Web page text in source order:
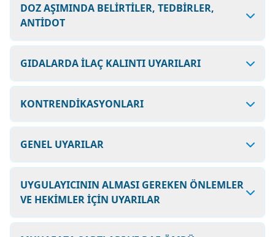
DOZ AŞIMINDA BELİRTİLER, TEDBİRLER,
ANTİDOT
GIDALARDA İLAÇ KALINTI UYARILARI
KONTRENDİKASYONLARI
GENEL UYARILAR
UYGULAYICININ ALMASI GEREKEN ÖNLEMLER
VE HEKİMLER İÇİN UYARILAR